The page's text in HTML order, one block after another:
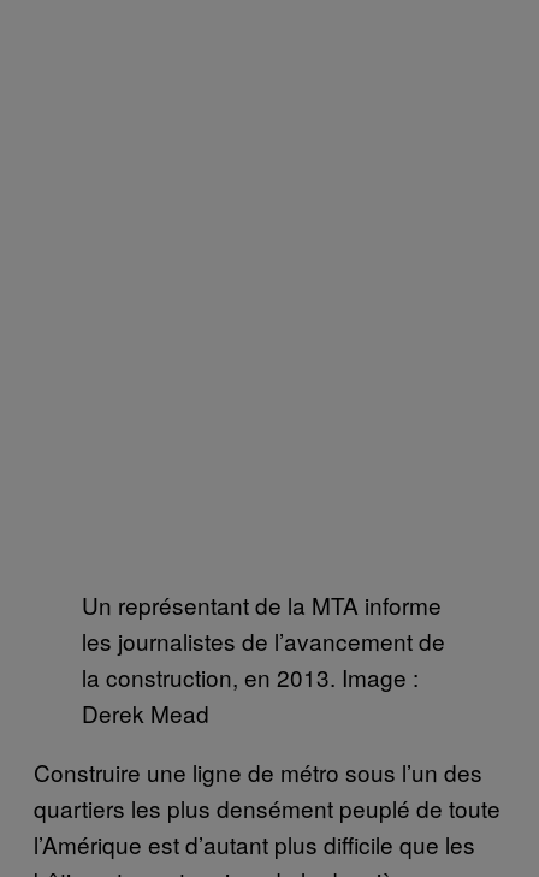
Un représentant de la MTA informe
les journalistes de l’avancement de
la construction, en 2013. Image :
Derek Mead
Construire une ligne de métro sous l’un des
quartiers les plus densément peuplé de toute
l’Amérique est d’autant plus difficile que les